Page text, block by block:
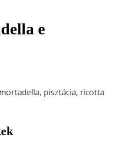
e
pisztácia, ricotta